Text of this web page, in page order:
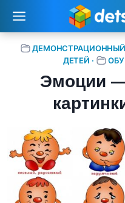
содержимому
ДЕТЕЙ ·
Эмоции